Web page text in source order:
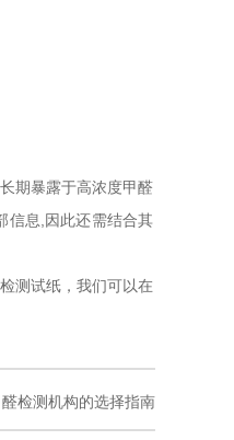
期暴露于高浓度甲醛
信息,因此还需结合其
测试纸，我们可以在
检测机构的选择指南